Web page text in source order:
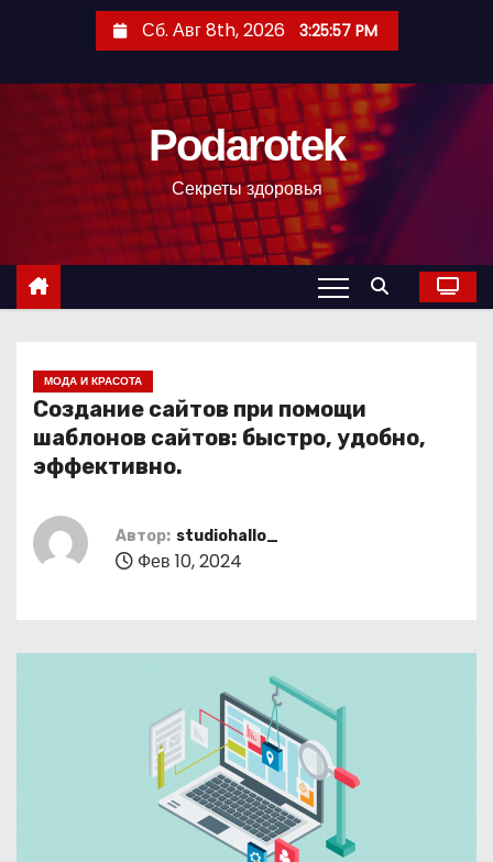
с
Сб. Авг 8th, 2026 3:25:58 PM
Podarotek
Секреты здоровья
МОДА И КРАСОТА
Создание сайтов при помощи
шаблонов сайтов: быстро, удобно,
эффективно.
Автор: studiohallo_
Фев 10, 2024